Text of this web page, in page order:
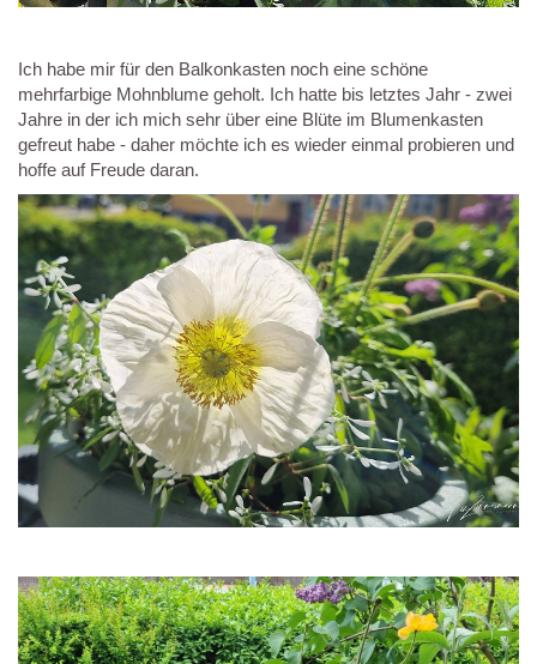
Ich habe mir für den Balkonkasten noch eine schöne
mehrfarbige Mohnblume geholt. Ich hatte bis letztes Jahr - zwei
Jahre in der ich mich sehr über eine Blüte im Blumenkasten
gefreut habe - daher möchte ich es wieder einmal probieren und
hoffe auf Freude daran.